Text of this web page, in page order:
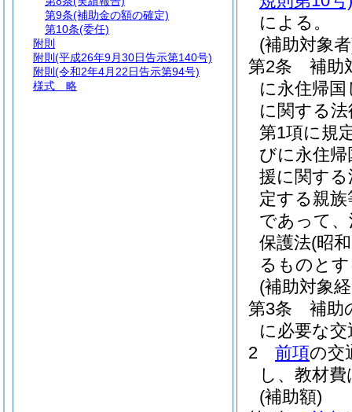
による。
(補助対象
第2条
補助
に永住帰
に関する法
第1項に規
びに永住
援に関す
定する親
であって
保護法(昭
るものと
(補助対象
第3条
補助
に必要な
2
前項の交
し、教材
(補助額)
第9条(補助金の額の確定)
第10条(委任)
附則
附則 (平成26年9月30日告示第140号)
附則 (令和2年4月22日告示第94号)
様式 略